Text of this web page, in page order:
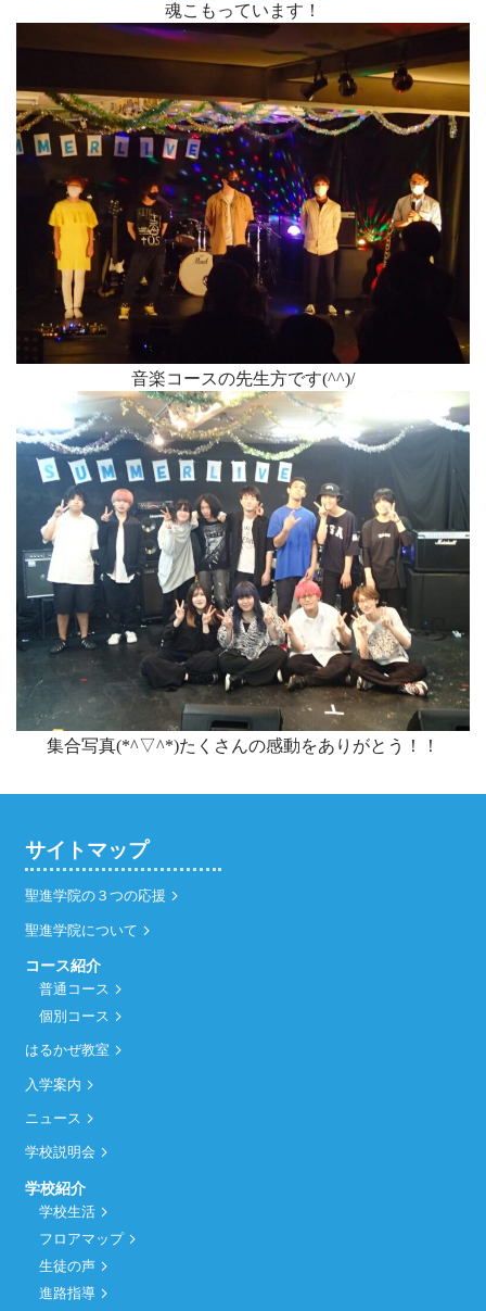
魂こもっています！
音楽コースの先生方です(^^)/
集合写真(*^▽^*)たくさんの感動をありがとう！！
サイトマップ
聖進学院の３つの応援
聖進学院について
コース紹介
普通コース
個別コース
はるかぜ教室
入学案内
ニュース
学校説明会
学校紹介
学校生活
フロアマップ
生徒の声
進路指導